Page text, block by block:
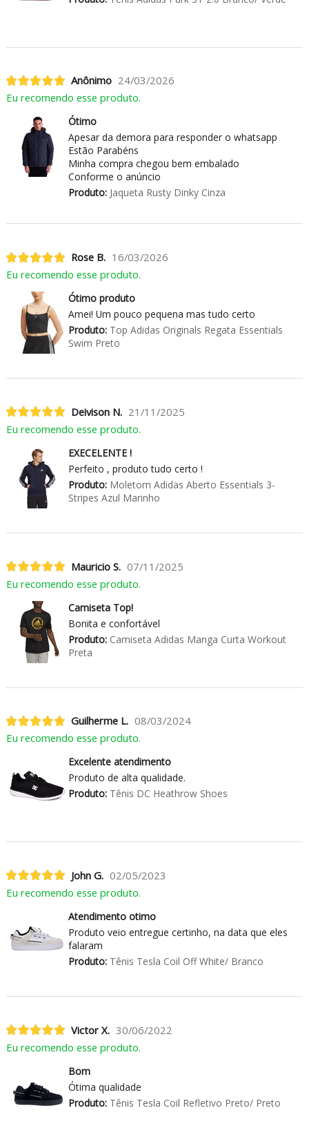
Anônimo 24/03/2026
Eu recomendo esse produto.
Ótimo
Apesar da demora para responder o whatsapp
Estão Parabéns
Minha compra chegou bem embalado
Conforme o anúncio
Produto:Jaqueta Rusty Dinky Cinza
Rose B. 16/03/2026
Eu recomendo esse produto.
Ótimo produto
Amei! Um pouco pequena mas tudo certo
Produto:Top Adidas Originals Regata Essentials
Swim Preto
Deivison N. 21/11/2025
Eu recomendo esse produto.
EXECELENTE !
Perfeito , produto tudo certo !
Produto:Moletom Adidas Aberto Essentials 3-
Stripes Azul Marinho
Mauricio S. 07/11/2025
Eu recomendo esse produto.
Camiseta Top!
Bonita e confortável
Produto:Camiseta Adidas Manga Curta Workout
Preta
Guilherme L. 08/03/2024
Eu recomendo esse produto.
Excelente atendimento
Produto de alta qualidade.
Produto:Tênis DC Heathrow Shoes
John G. 02/05/2023
Eu recomendo esse produto.
Atendimento otimo
Produto veio entregue certinho, na data que eles
falaram
Produto:Tênis Tesla Coil Off White/ Branco
Victor X. 30/06/2022
Eu recomendo esse produto.
Bom
Ótima qualidade
Produto:Tênis Tesla Coil Refletivo Preto/ Preto